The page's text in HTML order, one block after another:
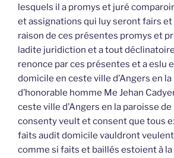
lesquels il a promys et juré
et assignations qui luy seront fairs
raison de ces présentes promys et
ladite juridiction et a tout
renonce par ces présentes et a eslu
domicile en ceste ville d’Angers en la
d’honorable homme Me Jehan
ceste ville d’Angers en la paroisse
consenty veult et consent que tous
faits audit domicile vauldront
comme si faits et baillés estoient à